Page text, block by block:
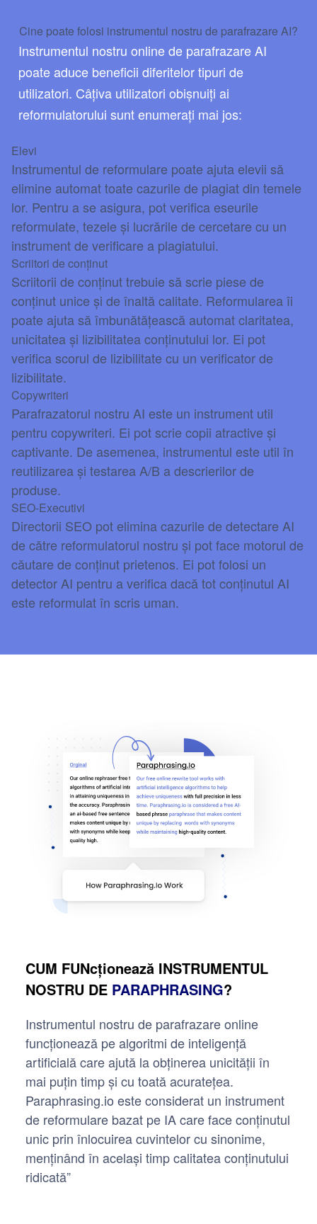
Cine poate folosi instrumentul nostru de parafrazare AI?
Instrumentul nostru online de parafrazare AI
poate aduce beneficii diferitelor tipuri de
utilizatori. Câțiva utilizatori obișnuiți ai
reformulatorului sunt enumerați mai jos:
Elevi
Instrumentul de reformulare poate ajuta elevii să
elimine automat toate cazurile de plagiat din temele
lor. Pentru a se asigura, pot verifica eseurile
reformulate, tezele și lucrările de cercetare cu un
instrument de verificare a plagiatului.
Scriitori de conținut
Scriitorii de conținut trebuie să scrie piese de
conținut unice și de înaltă calitate. Reformularea îi
poate ajuta să îmbunătățească automat claritatea,
unicitatea și lizibilitatea conținutului lor. Ei pot
verifica scorul de lizibilitate cu un verificator de
lizibilitate.
Copywriteri
Parafrazatorul nostru AI este un instrument util
pentru copywriteri. Ei pot scrie copii atractive și
captivante. De asemenea, instrumentul este util în
reutilizarea și testarea A/B a descrierilor de
produse.
SEO-Executivi
Directorii SEO pot elimina cazurile de detectare AI
de către reformulatorul nostru și pot face motorul de
căutare de conținut prietenos. Ei pot folosi un
detector AI pentru a verifica dacă tot conținutul AI
este reformulat în scris uman.
CUM FUNcționează INSTRUMENTUL
NOSTRU DE PARAPHRASING?
Instrumentul nostru de parafrazare online
funcționează pe algoritmi de inteligență
artificială care ajută la obținerea unicității în
mai puțin timp și cu toată acuratețea.
Paraphrasing.io este considerat un instrument
de reformulare bazat pe IA care face conținutul
unic prin înlocuirea cuvintelor cu sinonime,
menținând în același timp calitatea conținutului
ridicată”